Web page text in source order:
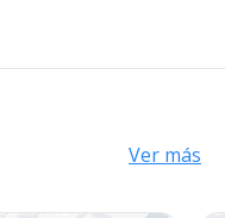
Ver más